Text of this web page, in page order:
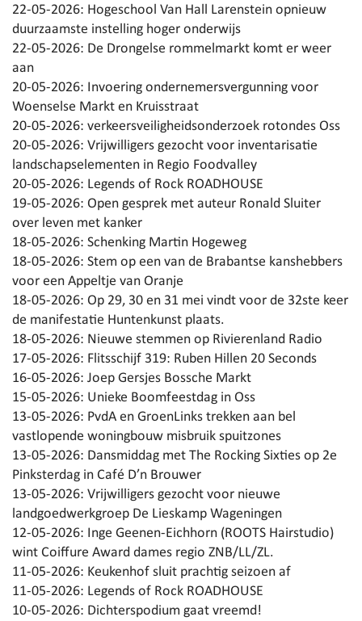
22-05-2026: Hogeschool Van Hall Larenstein opnieuw
duurzaamste instelling hoger onderwijs
22-05-2026: De Drongelse rommelmarkt komt er weer
aan
20-05-2026: Invoering ondernemersvergunning voor
Woenselse Markt en Kruisstraat
20-05-2026: verkeersveiligheidsonderzoek rotondes Oss
20-05-2026: Vrijwilligers gezocht voor inventarisatie
landschapselementen in Regio Foodvalley
20-05-2026: Legends of Rock ROADHOUSE
19-05-2026: Open gesprek met auteur Ronald Sluiter
over leven met kanker
18-05-2026: Schenking Martin Hogeweg
18-05-2026: Stem op een van de Brabantse kanshebbers
voor een Appeltje van Oranje
18-05-2026: Op 29, 30 en 31 mei vindt voor de 32ste keer
de manifestatie Huntenkunst plaats.
18-05-2026: Nieuwe stemmen op Rivierenland Radio
17-05-2026: Flitsschijf 319: Ruben Hillen 20 Seconds
16-05-2026: Joep Gersjes Bossche Markt
15-05-2026: Unieke Boomfeestdag in Oss
13-05-2026: PvdA en GroenLinks trekken aan bel
vastlopende woningbouw misbruik spuitzones
13-05-2026: Dansmiddag met The Rocking Sixties op 2e
Pinksterdag in Café D’n Brouwer
13-05-2026: Vrijwilligers gezocht voor nieuwe
landgoedwerkgroep De Lieskamp Wageningen
12-05-2026: Inge Geenen-Eichhorn (ROOTS Hairstudio)
wint Coiffure Award dames regio ZNB/LL/ZL.
11-05-2026: Keukenhof sluit prachtig seizoen af
11-05-2026: Legends of Rock ROADHOUSE
10-05-2026: Dichterspodium gaat vreemd!